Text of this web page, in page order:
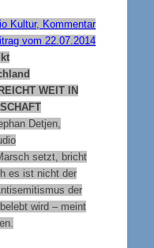
Kultur, Kommentar
vom 22.07.2014
WEIT IN
Detjen,
setzt, bricht
es ist nicht der
der
wird – meint